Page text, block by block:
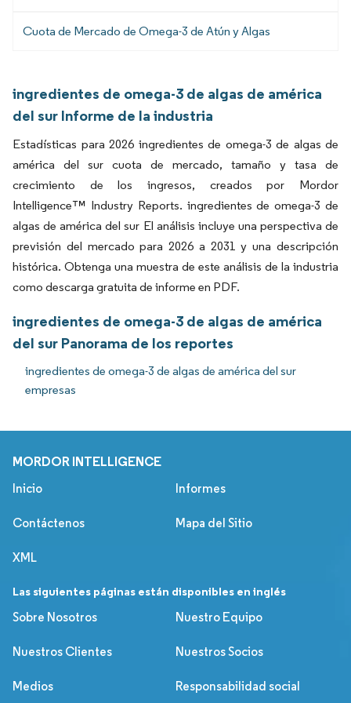
Cuota de Mercado de Omega-3 de Atún y Algas
ingredientes de omega-3 de algas de américa
del sur Informe de la industria
Estadísticas para 2026 ingredientes de omega-3 de algas de
américa del sur cuota de mercado, tamaño y tasa de
crecimiento de los ingresos, creados por Mordor
Intelligence™ Industry Reports. ingredientes de omega-3 de
algas de américa del sur El análisis incluye una perspectiva de
previsión del mercado para 2026 a 2031 y una descripción
histórica. Obtenga una muestra de este análisis de la industria
como descarga gratuita de informe en PDF.
ingredientes de omega-3 de algas de américa
del sur Panorama de los reportes
ingredientes de omega-3 de algas de américa del sur
empresas
MORDOR INTELLIGENCE
Inicio Informes
Contáctenos Mapa del Sitio
XML
Las siguientes páginas están disponibles en inglés
Sobre Nosotros
Nuestro Equipo
Nuestros Clientes Nuestros Socios
Medios Responsabilidad social